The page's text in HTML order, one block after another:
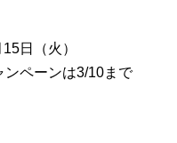
日（火）
ペーンは3/10まで